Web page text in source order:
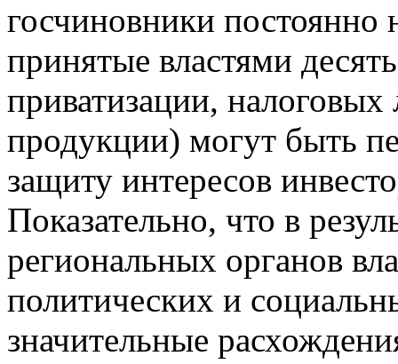
госчиновники постоянно
принятые властями
приватизации, налоговых
продукции) могут быть
защиту интересов
Показательно, что в
региональных органов
политических и
значительные